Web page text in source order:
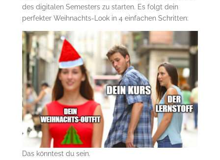
des digitalen Semesters zu starten. Es folgt dein
perfekter Weihnachts-Look in 4 einfachen Schritten:
Das könntest du sein.